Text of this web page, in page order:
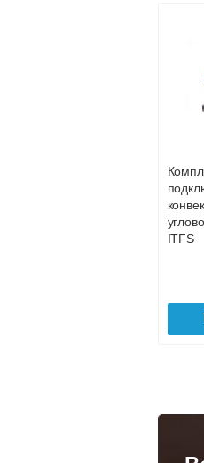
ITFS